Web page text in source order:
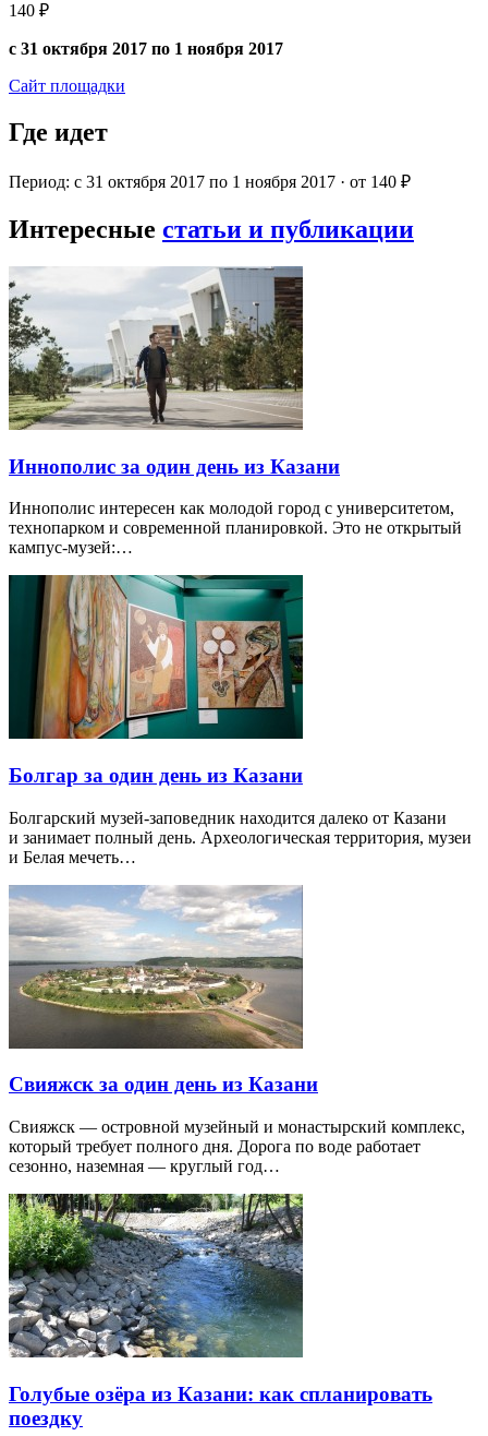
140 ₽
с 31 октября 2017 по 1 ноября 2017
Сайт площадки
Где идет
Период: с 31 октября 2017 по 1 ноября 2017 · от 140 ₽
Интересные статьи и публикации
Иннополис за один день из Казани
Иннополис интересен как молодой город с университетом,
технопарком и современной планировкой. Это не открытый
кампус-музей:…
Болгар за один день из Казани
Болгарский музей-заповедник находится далеко от Казани
и занимает полный день. Археологическая территория, музеи
и Белая мечеть…
Свияжск за один день из Казани
Свияжск — островной музейный и монастырский комплекс,
который требует полного дня. Дорога по воде работает
сезонно, наземная — круглый год…
Голубые озёра из Казани: как спланировать
поездку